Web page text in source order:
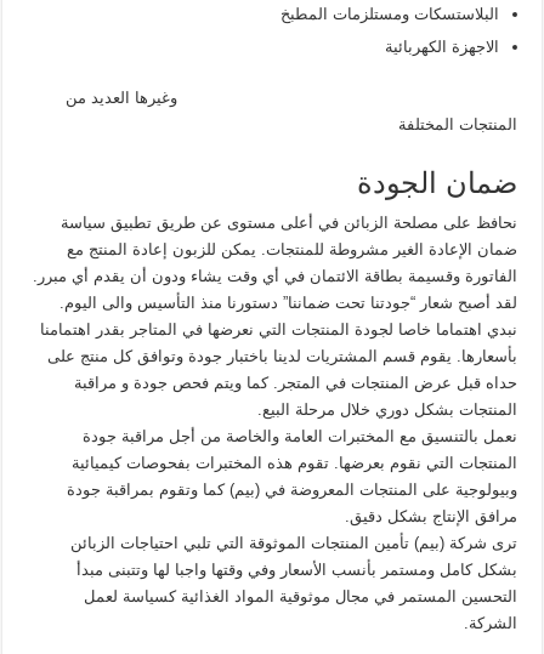
البلاستسكات ومستلزمات المطبخ
الاجهزة الكهربائية
وغيرها العديد من
المنتجات المختلفة
ضمان الجودة
نحافظ على مصلحة الزبائن في أعلى مستوى عن طريق تطبيق سياسة
ضمان الإعادة الغير مشروطة للمنتجات. يمكن للزبون إعادة المنتج مع
الفاتورة وقسيمة بطاقة الائتمان في أي وقت يشاء ودون أن يقدم أي مبرر.
لقد أصبح شعار “جودتنا تحت ضماننا” دستورنا منذ التأسيس والى اليوم.
نبدي اهتماما خاصا لجودة المنتجات التي نعرضها في المتاجر بقدر اهتمامنا
بأسعارها. يقوم قسم المشتريات لدينا باختبار جودة وتوافق كل منتج على
حداه قبل عرض المنتجات في المتجر. كما ويتم فحص جودة و مراقبة
المنتجات بشكل دوري خلال مرحلة البيع.
نعمل بالتنسيق مع المختبرات العامة والخاصة من أجل مراقبة جودة
المنتجات التي نقوم بعرضها. تقوم هذه المختبرات بفحوصات كيميائية
وبيولوجية على المنتجات المعروضة في (بيم) كما وتقوم بمراقبة جودة
مرافق الإنتاج بشكل دقيق.
ترى شركة (بيم) تأمين المنتجات الموثوقة التي تلبي احتياجات الزبائن
بشكل كامل ومستمر بأنسب الأسعار وفي وقتها واجبا لها وتتبنى مبدأ
التحسين المستمر في مجال موثوقية المواد الغذائية كسياسة لعمل
الشركة.